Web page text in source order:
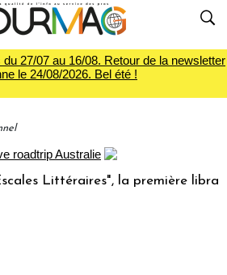
27/07 au 16/08. Retour de la newsletter
le 24/08/2026. Bel été !
Littéraires", la première librairie